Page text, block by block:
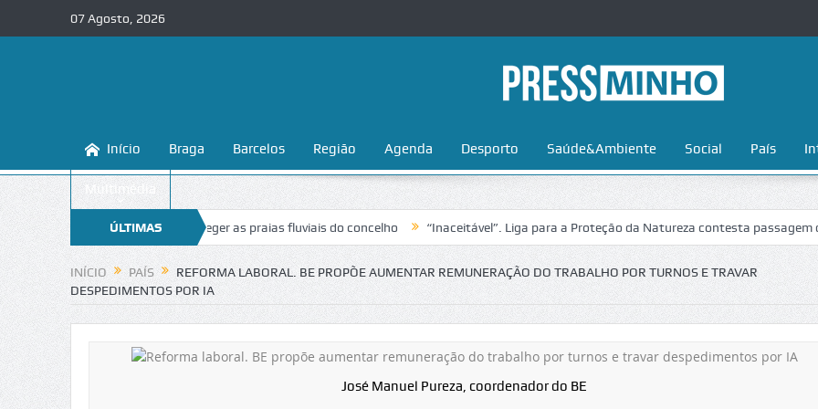
07 Agosto, 2026
Início Braga Barcelos Região Agenda Desporto Saúde&Ambiente Social País
Multimédia
ÚLTIMAS
NOTÍCIAS
ensina a conhecer e proteger as praias fluviais do concelho “Inaceitável”. Liga para a Proteção da Natureza contesta passagem da Volta
INÍCIO PAÍS
REFORMA LABORAL. BE PROPÕE AUMENTAR REMUNERAÇÃO DO TRABALHO POR TURNOS E TRAVAR
DESPEDIMENTOS POR IA
José Manuel Pureza, coordenador do BE